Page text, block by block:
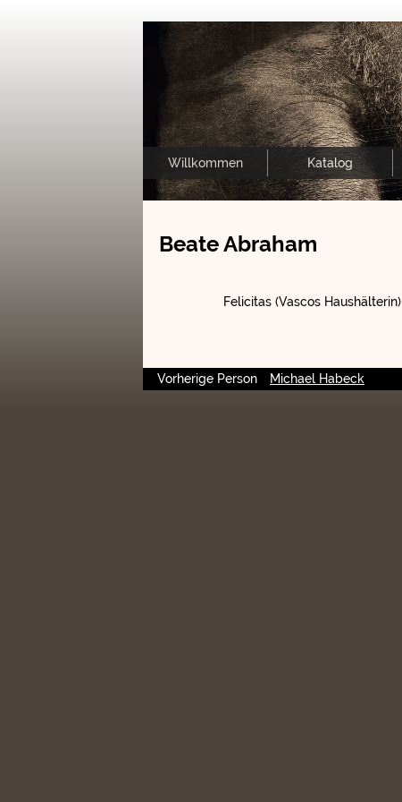
Willkommen Katalog
Beate Abraham
Felicitas (Vascos Haushälterin)
Vorherige Person Michael Habeck